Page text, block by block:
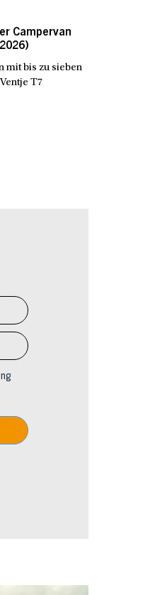
Campervan
mit bis zu sieben
T7